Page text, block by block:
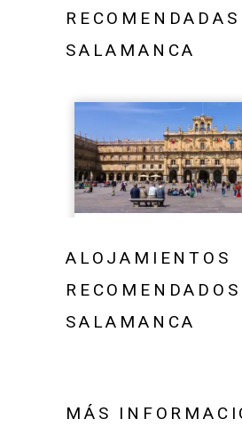
SALAMANCA
ALOJAMIENTOS
SALAMANCA
MÁS